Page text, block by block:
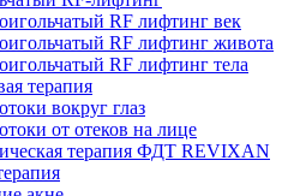
RF лифтинг век
RF лифтинг живота
RF лифтинг тела
терапия
вокруг глаз
от отеков на лице
терапия ФДТ REVIXAN